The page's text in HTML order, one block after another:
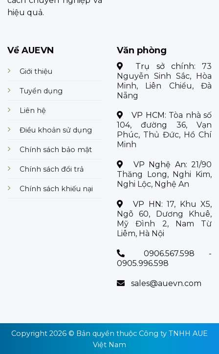
hiệu quả.
Về AUEVN
Giới thiệu
Tuyển dụng
Liên hệ
Điều khoản sử dụng
Chính sách bảo mật
Chính sách đổi trả
Chính sách khiếu nại
Văn phòng
Trụ sở chính: 73
Nguyễn Sinh Sắc, Hòa
Minh, Liên Chiểu, Đà
Nẵng
VP HCM: Tòa nhà số
104, đường 36, Vạn
Phúc, Thủ Đức, Hồ Chí
Minh
VP Nghệ An: 21/90
Thăng Long, Nghi Kim,
Nghi Lộc, Nghệ An
VP HN:17, Khu X5,
Ngõ 60, Dương Khuê,
Mỹ Đình 2, Nam Từ
Liêm, Hà Nội
0906.567.598 -
0905.996.598
sales@auevn.com
Copyright 2026 © Bản quyền thuộc Công ty TNHH AUE
Việt Nam